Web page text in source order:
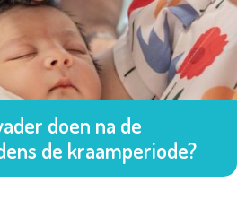
doen na de
de kraamperiode?